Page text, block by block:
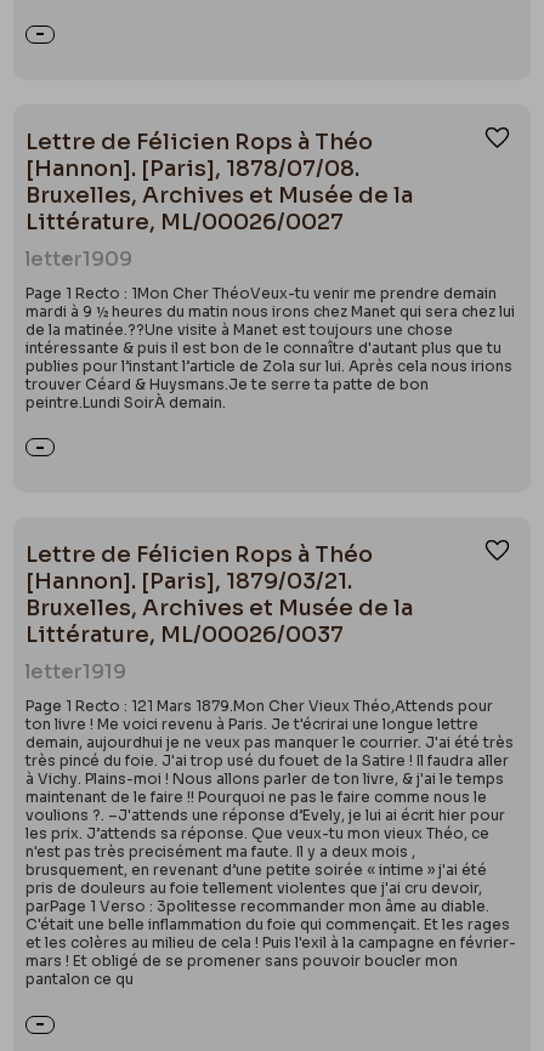
Lettre de Félicien Rops à Théo
[Hannon]. [Paris], 1878/07/08.
Bruxelles, Archives et Musée de la
Littérature, ML/00026/0027
letter1909
Page 1 Recto : 1Mon Cher ThéoVeux-tu venir me prendre demain
mardi à 9 ½ heures du matin nous irons chez Manet qui sera chez lui
de la matinée.??Une visite à Manet est toujours une chose
intéressante & puis il est bon de le connaître d'autant plus que tu
publies pour l’instant l’article de Zola sur lui. Après cela nous irions
trouver Céard & Huysmans.Je te serre ta patte de bon
peintre.Lundi SoirÀ demain.
Lettre de Félicien Rops à Théo
[Hannon]. [Paris], 1879/03/21.
Bruxelles, Archives et Musée de la
Littérature, ML/00026/0037
letter1919
Page 1 Recto : 121 Mars 1879.Mon Cher Vieux Théo,Attends pour
ton livre ! Me voici revenu à Paris. Je t'écrirai une longue lettre
demain, aujourdhui je ne veux pas manquer le courrier. J'ai été très
très pincé du foie. J'ai trop usé du fouet de la Satire ! Il faudra aller
à Vichy. Plains-moi ! Nous allons parler de ton livre, & j'ai le temps
maintenant de le faire !! Pourquoi ne pas le faire comme nous le
voulions ?. –J'attends une réponse d’Evely, je lui ai écrit hier pour
les prix. J’attends sa réponse. Que veux-tu mon vieux Théo, ce
n'est pas très precisément ma faute. Il y a deux mois ,
brusquement, en revenant d’une petite soirée « intime » j'ai été
pris de douleurs au foie tellement violentes que j'ai cru devoir,
parPage 1 Verso : 3politesse recommander mon âme au diable.
C'était une belle inflammation du foie qui commençait. Et les rages
et les colères au milieu de cela ! Puis l'exil à la campagne en février-
mars ! Et obligé de se promener sans pouvoir boucler mon
pantalon ce qu